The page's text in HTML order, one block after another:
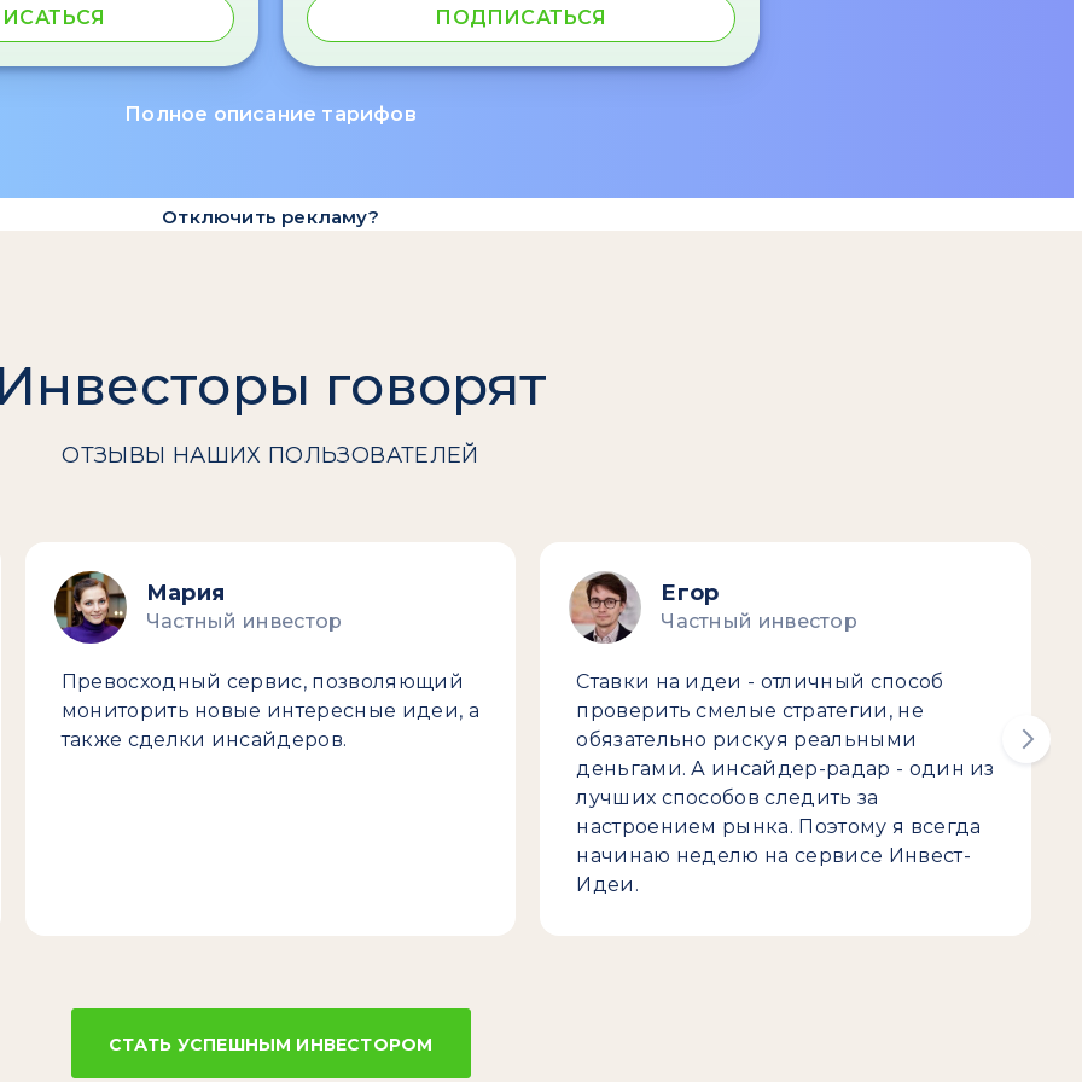
ПОДПИСАТЬСЯ
Полное описание тарифов
Отключить рекламу?
говорят
ОТЗЫВЫ НАШИХ ПОЛЬЗОВАТЕЛЕЙ
Мария
Частный инвестор
Превосходный сервис, позволяющий
мониторить новые интересные идеи, а
также сделки инсайдеров.
Егор
Частный инвестор
Ставки на идеи - отличный способ
проверить смелые стратегии, не
обязательно рискуя реальными
деньгами. А инсайдер-радар - один из
лучших способов следить за
настроением рынка. Поэтому я всегда
начинаю неделю на сервисе Инвест-
Идеи.
СТАТЬ УСПЕШНЫМ ИНВЕСТОРОМ